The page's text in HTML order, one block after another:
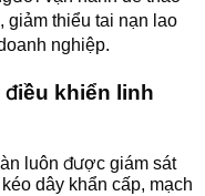
giảm thiểu tai nạn lao
nghiệp.
điều khiển linh
luôn được giám sát
dây khẩn cấp, mạch